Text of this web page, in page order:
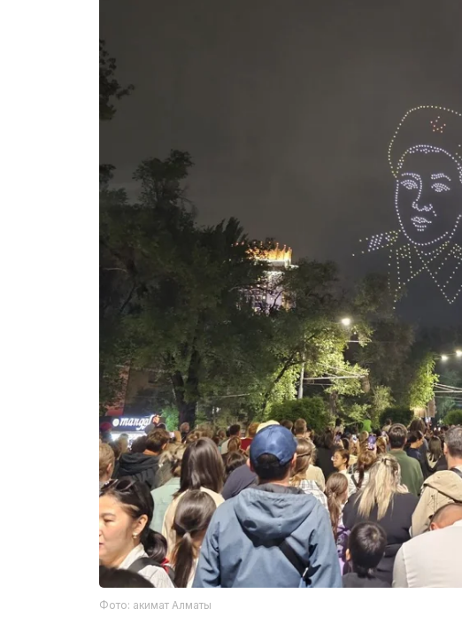
Фото: акимат Алматы